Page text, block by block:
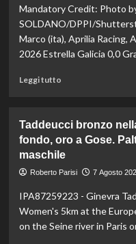
la
vetta:
anche
ad
del
mondo
Mandatory Credit: Photo
SOLDANO/DPPI/
Marco (ita), Aprilia Racing,
2026 Estrella Galicia 0,0
Leggi tuttoLeggi
In
Gran
Bretagna
Bezzecchi
in
sella
ed
Taddeucci bronzo
fondo, oro a Gose.
maschile
Roberto Parisi 7 Agosto
IPA87259223 - Ginevra
Women's 5km at the
on the Seine river in Paris